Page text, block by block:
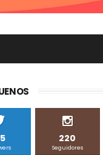
220
Seguidores